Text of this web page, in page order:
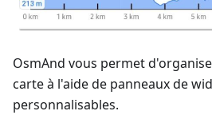
OsmAnd vous permet
carte à l'aide de panneaux de
personnalisables.